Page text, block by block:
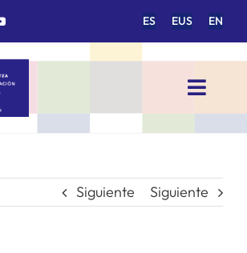
ES EUS EN
Toggle
Siguiente Siguiente